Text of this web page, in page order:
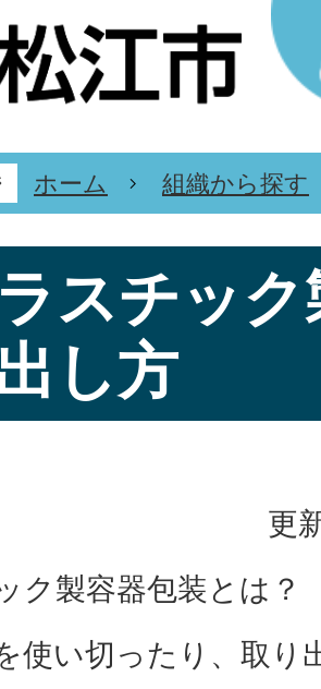
ホーム 組織から探す
スチッ
し方
更
ク製容器包装とは？
使い切ったり、取り